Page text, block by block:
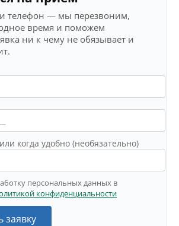
телефон — мы перезвоним,
время и поможем
ни к чему не обязывает и
когда удобно (необязательно)
персональных данных в
конфиденциальности
заявку